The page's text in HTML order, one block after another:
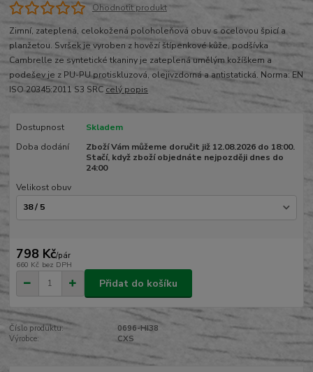
Ohodnotit produkt
Zimní, zateplená, celokožená poloholeňová obuv s ocelovou špicí a
planžetou. Svršek je vyroben z hovězí štípenkové kůže, podšívka
Cambrelle ze syntetické tkaniny je zateplená umělým kožíškem a
podešev je z PU-PU protiskluzová, olejivzdorná a antistatická. Norma: EN
ISO 20345:2011 S3 SRC celý popis
Dostupnost
Skladem
Doba dodání
Zboží Vám můžeme doručit již 12.08.2026 do 18:00.
Stačí, když zboží objednáte nejpozději dnes do
24:00
Velikost obuv
798 Kč/pár
660 Kč bez DPH
Přidat do košíku
Číslo produktu:
0696-HI38
Výrobce:
CXS